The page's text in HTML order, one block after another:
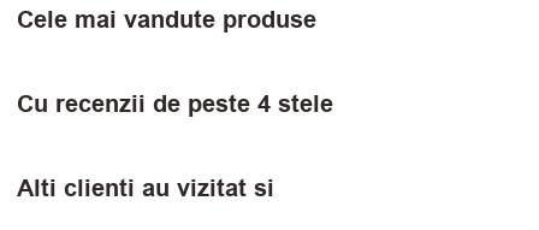
Cele mai vandute produse
Cu recenzii de peste 4 stele
Alti clienti au vizitat si